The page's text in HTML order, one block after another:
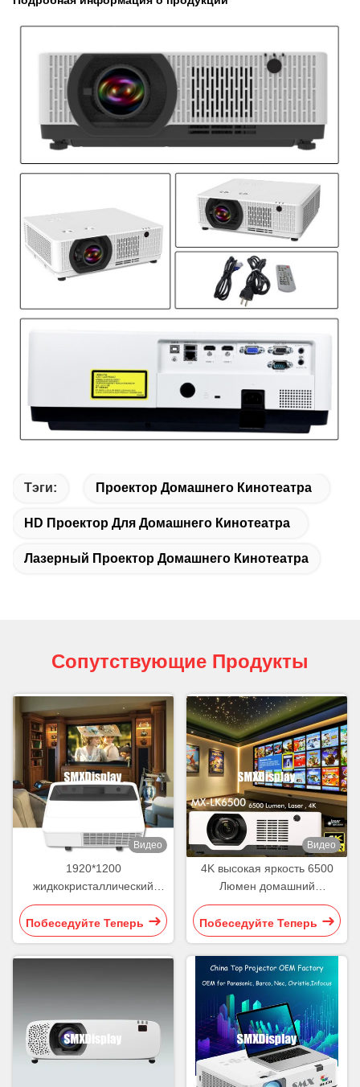
Тэги: Проектор Домашнего Кинотеатра
HD Проектор Для Домашнего Кинотеатра
Лазерный Проектор Домашнего Кинотеатра
Сопутствующие Продукты
Видео
1920*1200
жидкокристаллический
дисплей Проектор для
домашнего кинотеатра для
аудиовизуального зала
Побеседуйте Теперь
Видео
4K высокая яркость 6500
Люмен домашний
кинопроектор с HDR10 для
домашнего кинотеатра
Побеседуйте Теперь